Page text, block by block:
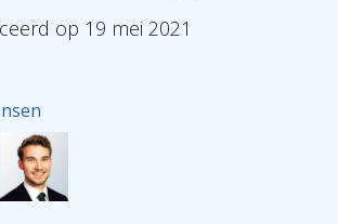
op 19 mei 2021